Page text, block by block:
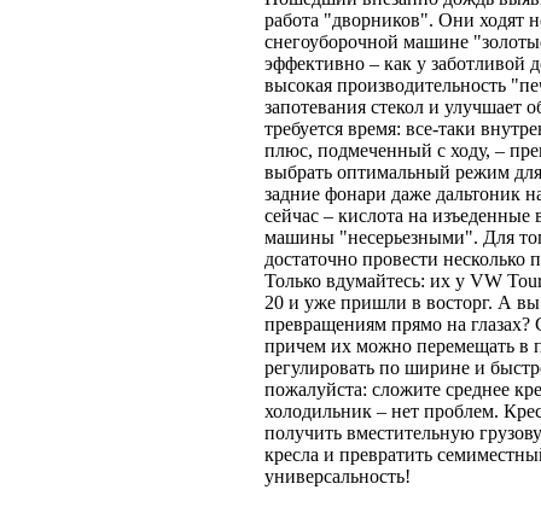
работа "дворников". Они ходят
снегоуборочной машине
эффективно – как у заботливой
высокая производительность
запотевания стекол и улучшает
требуется время: все-таки
плюс, подмеченный с ходу, –
выбрать оптимальный режим
задние фонари даже дальтоник
сейчас – кислота на
машины "несерьезными". Для
достаточно провести
Только вдумайтесь: их у VW
20 и уже пришли в восторг. А
превращениям прямо на глазах?
причем их можно перемещать в
регулировать по ширине и
пожалуйста: сложите среднее
холодильник – нет проблем.
получить вместительную
кресла и превратить
универсальность!